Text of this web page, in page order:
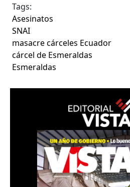
Tags:
Asesinatos
SNAI
masacre cárceles Ecuador
cárcel de Esmeraldas
Esmeraldas